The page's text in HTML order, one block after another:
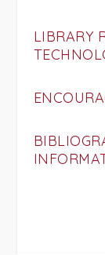
LIBRARY